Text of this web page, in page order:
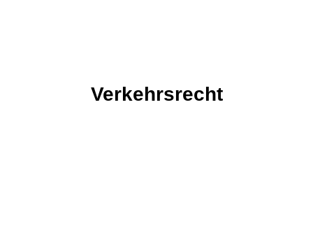
Verkehrsrecht